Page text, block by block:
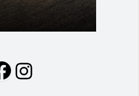
Instagram